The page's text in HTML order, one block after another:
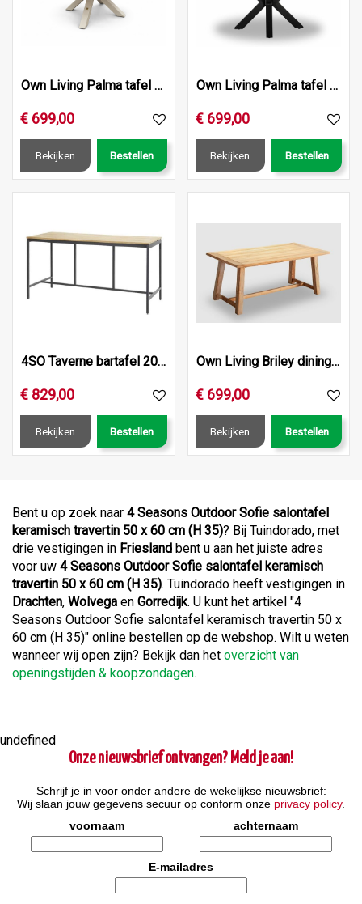
Own Living Palma tafel rond dia. 140cm, Frame ALU Pearl, Te…
€ 699,00
Bekijken Bestellen
Own Living Palma tafel rond dia. 140cm, Frame ALU Dark anth…
€ 699,00
Bekijken Bestellen
4SO Taverne bartafel 200 x 85 x 105 cm.
€ 829,00
Bekijken Bestellen
Own Living Briley dining tafel 180cm, Teak
€ 699,00
Bekijken Bestellen
Bent u op zoek naar 4 Seasons Outdoor Sofie salontafel
keramisch travertin 50 x 60 cm (H 35)? Bij Tuindorado, met
drie vestigingen in Friesland bent u aan het juiste adres
voor uw 4 Seasons Outdoor Sofie salontafel keramisch
travertin 50 x 60 cm (H 35). Tuindorado heeft vestigingen in
Drachten, Wolvega en Gorredijk. U kunt het artikel "4
Seasons Outdoor Sofie salontafel keramisch travertin 50 x
60 cm (H 35)" online bestellen op de webshop. Wilt u weten
wanneer wij open zijn? Bekijk dan het overzicht van
openingstijden & koopzondagen.
undefined
Onze nieuwsbrief ontvangen? Meld je aan!
Schrijf je in voor onder andere de wekelijkse nieuwsbrief:
Wij slaan jouw gegevens secuur op conform onze privacy policy.
voornaam
achternaam
E-mailadres